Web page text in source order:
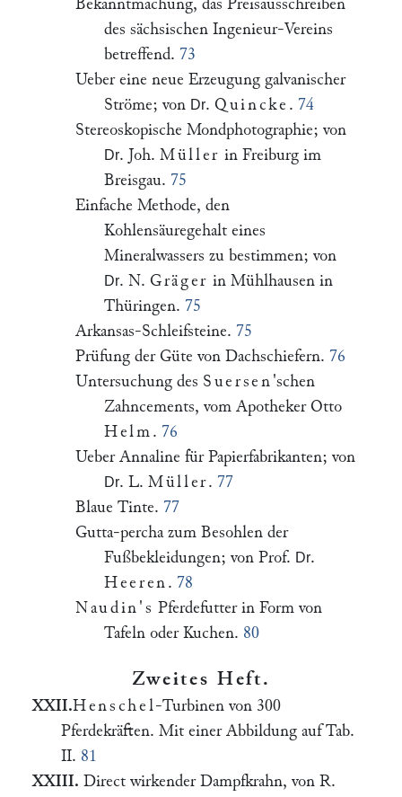
Bekanntmachung, das Preisausschreiben
des sächsischen Ingenieur-Vereins
betreffend. 73
Ueber eine neue Erzeugung galvanischer
Ströme; von Dr. Quincke . 74
Stereoskopische Mondphotographie; von
Dr. Joh. Müller in Freiburg im
Breisgau. 75
Einfache Methode, den
Kohlensäuregehalt eines
Mineralwassers zu bestimmen; von
Dr. N. Gräger in Mühlhausen in
Thüringen. 75
Arkansas-Schleifsteine. 75
Prüfung der Güte von Dachschiefern. 76
Untersuchung des Suersen 'schen
Zahncements, vom Apotheker Otto
Helm . 76
Ueber Annaline für Papierfabrikanten; von
Dr. L. Müller. 77
Blaue Tinte. 77
Gutta-percha zum Besohlen der
Fußbekleidungen; von Prof. Dr.
Heeren . 78
Naudin's Pferdefutter in Form von
Tafeln oder Kuchen. 80
Zweites Heft.
XXII.Henschel-Turbinen von 300
Pferdekräften. Mit einer Abbildung auf Tab.
II. 81
XXIII. Direct wirkender Dampfkrahn, von R.